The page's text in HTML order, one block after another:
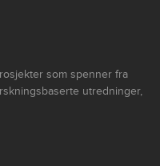
som spenner fra
utredninger,